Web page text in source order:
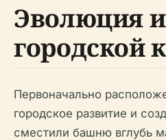
Эволюция и
городской
Первоначально
городское развитие и
сместили башню вглубь